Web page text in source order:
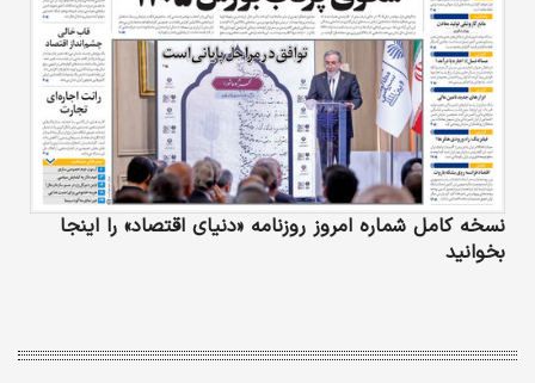
نسخه کامل شماره امروز روزنامه «دنیای‌ اقتصاد» را اینجا
بخوانید